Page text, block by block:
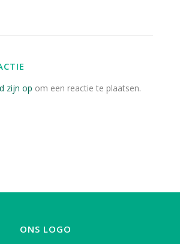
zijn op om een reactie te plaatsen.
ONS LOGO